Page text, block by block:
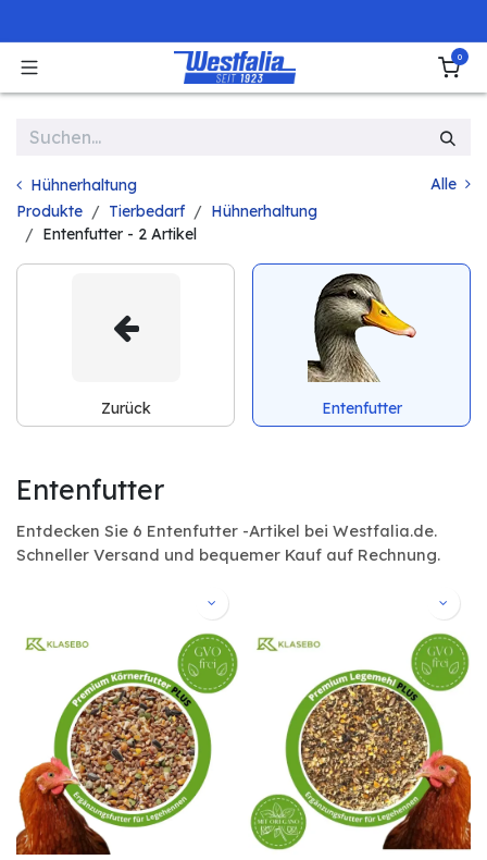
0
Hühnerhaltung
Alle
Produkte
Tierbedarf
Hühnerhaltung
Entenfutter - 2 Artikel
Zurück Entenfutter
Entenfutter
Entdecken Sie 6 Entenfutter -Artikel bei Westfalia.de.
Schneller Versand und bequemer Kauf auf Rechnung.